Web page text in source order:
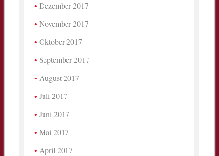
Dezember 2017
November 2017
Oktober 2017
September 2017
August 2017
Juli 2017
Juni 2017
Mai 2017
April 2017